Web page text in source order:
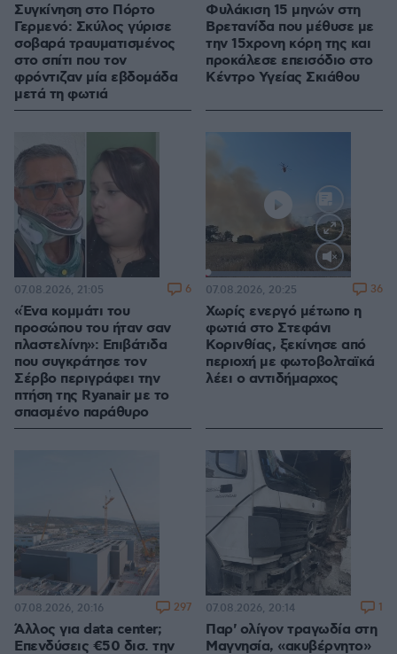
Συγκίνηση στο Πόρτο
Γερμενό: Σκύλος γύρισε
σοβαρά τραυματισμένος
στο σπίτι που τον
φρόντιζαν μία εβδομάδα
μετά τη φωτιά
Φυλάκιση 15 μηνών στη
Βρετανίδα που μέθυσε με
την 15χρονη κόρη της και
προκάλεσε επεισόδιο στο
Κέντρο Υγείας Σκιάθου
«Ένα κομμάτι του
προσώπου του ήταν σαν
πλαστελίνη»: Επιβάτιδα
που συγκράτησε τον
Σέρβο περιγράφει την
πτήση της Ryanair με το
σπασμένο παράθυρο
07.08.2026, 21:05 6
Loaded:
100.00%
Χωρίς ενεργό μέτωπο η
φωτιά στο Στεφάνι
Κορινθίας, ξεκίνησε από
περιοχή με φωτοβολταϊκά
λέει ο αντιδήμαρχος
07.08.2026, 20:25 36
Άλλος για data center;
Επενδύσεις €50 δισ. την
07.08.2026, 20:16 297
Παρ' ολίγον τραγωδία στη
Μαγνησία, «ακυβέρνητο»
07.08.2026, 20:14 1